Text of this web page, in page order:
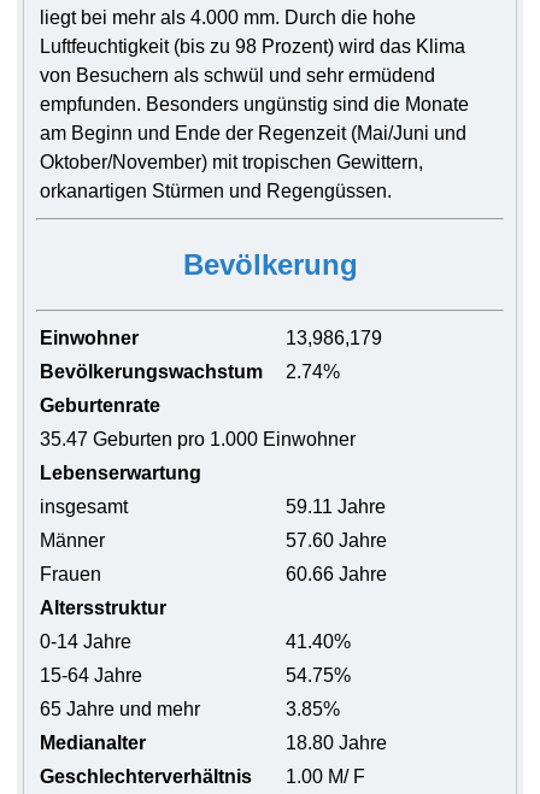
liegt bei mehr als 4.000 mm. Durch die hohe
Luftfeuchtigkeit (bis zu 98 Prozent) wird das Klima
von Besuchern als schwül und sehr ermüdend
empfunden. Besonders ungünstig sind die Monate
am Beginn und Ende der Regenzeit (Mai/Juni und
Oktober/November) mit tropischen Gewittern,
orkanartigen Stürmen und Regengüssen.
Bevölkerung
Einwohner
13,986,179
Bevölkerungswachstum
2.74%
Geburtenrate
35.47 Geburten pro 1.000 Einwohner
Lebenserwartung
insgesamt
59.11 Jahre
Männer
57.60 Jahre
Frauen
60.66 Jahre
Altersstruktur
0-14 Jahre
41.40%
15-64 Jahre
54.75%
65 Jahre und mehr
3.85%
Medianalter
18.80 Jahre
Geschlechterverhältnis
1.00 M/ F